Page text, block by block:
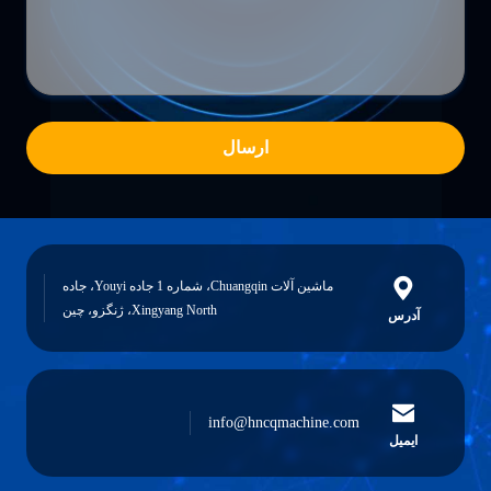
ارسال
آدرس
ماشین آلات Chuangqin، شماره 1 جاده Youyi، جاده
Xingyang North، ژنگزو، چین
ایمیل
info@hncqmachine.com